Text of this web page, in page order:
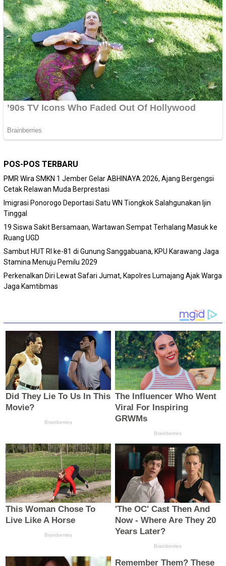
POS-POS TERBARU
PMR Wira SMKN 1 Jember Gelar ABHINAYA 2026, Ajang Bergengsi
Cetak Relawan Muda Berprestasi
Imigrasi Ponorogo Deportasi Satu WN Tiongkok Salahgunakan Ijin
Tinggal
19 Siswa Sakit Bersamaan, Wartawan Sempat Terhalang Masuk ke
Ruang UGD
Sambut HUT RI ke-81 di Gunung Sanggabuana, KPU Karawang Jaga
Stamina Menuju Pemilu 2029
Perkenalkan Diri Lewat Safari Jumat, Kapolres Lumajang Ajak Warga
Jaga Kamtibmas